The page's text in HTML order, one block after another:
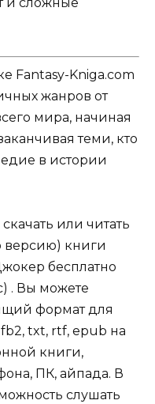
Fantasy-Kniga.com
жанров от
мира, начиная
теми, кто
в истории
или читать
версию) книги
бесплатно
. Вы можете
формат для
fb2, txt, rtf, epub на
книги,
ПК, айпада. В
слушать